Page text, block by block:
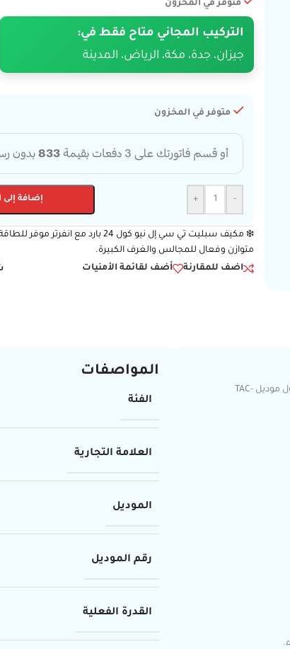
متوفر في المخزون
التركيب المجاني متاح فقط في:
جيزان، جدة، مكة، الرياض، المدينة
متوفر في المخزون
-
+ إضافة إلى
❄️ مكيف سبليت تي سي إل نيو كول 24
متوازن وفعال للمجالس والغرف الكبيرة.
اضف للمقارنة
أضف لقائمة الأمنيات
لو تدور على مكيف يجمع بين التوفير والقوة 🔥❄️، مكيف سبليت تي سي إل نيو كول موديل TAC-
المواصفات
الفئة
العلامة التجارية
الموديل
رقم الموديل
القدرة الفعلية